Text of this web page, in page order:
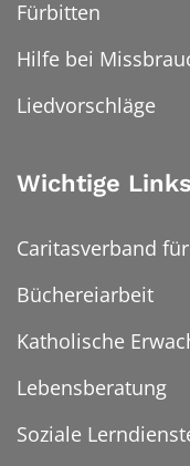
Fürbitten
Hilfe bei
Liedvorschläge
Wichtige Links
Caritasverband
Büchereiarbeit
Katholische
Lebensberatung
Soziale